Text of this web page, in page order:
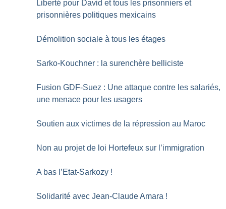
Liberté pour David et tous les prisonniers et
prisonnières politiques mexicains
Démolition sociale à tous les étages
Sarko-Kouchner : la surenchère belliciste
Fusion GDF-Suez : Une attaque contre les salariés,
une menace pour les usagers
Soutien aux victimes de la répression au Maroc
Non au projet de loi Hortefeux sur l’immigration
A bas l’Etat-Sarkozy !
Solidarité avec Jean-Claude Amara !